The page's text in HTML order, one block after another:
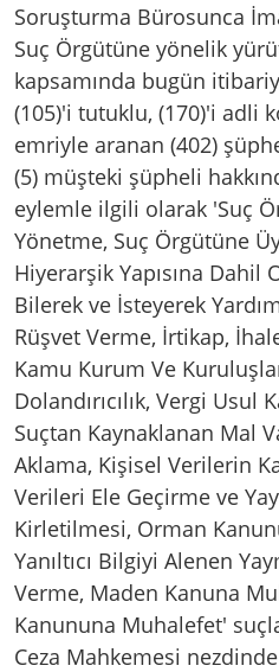
Soruşturma Bürosunca
Suç Örgütüne yönelik
kapsamında bugün
(105)'i tutuklu, (170)'i adli
emriyle aranan (402)
(5) müşteki şüpheli
eylemle ilgili olarak 'Suç
Yönetme, Suç Örgütüne
Hiyerarşik Yapısına
Bilerek ve İsteyerek
Rüşvet Verme, İrtikap,
Kamu Kurum Ve
Dolandırıcılık, Vergi
Suçtan Kaynaklanan Mal
Aklama, Kişisel Verilerin
Verileri Ele Geçirme ve
Kirletilmesi, Orman
Yanıltıcı Bilgiyi Alenen
Verme, Maden Kanuna
Kanununa Muhalefet'
Ceza Mahkemesi nezdinde